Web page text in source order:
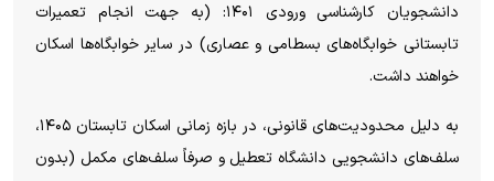
دانشجویان کارشناسی ورودی ۱۴۰۱: (به جهت انجام تعمیرات
تابستانی خوابگاه‌های بسطامی و عصاری) در سایر خوابگاه‌ها اسکان
خواهند داشت.
به دلیل محدودیت‌های قانونی، در بازه زمانی اسکان تابستان ۱۴۰۵،
سلف‌های دانشجویی دانشگاه تعطیل و صرفاً سلف‌های مکمل (بدون